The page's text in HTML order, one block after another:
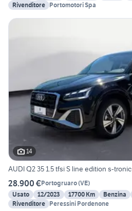
Rivenditore Portomotori Spa
14
AUDI Q2 35 1.5 tfsi S line edition s-tronic
28.900 €Portogruaro(VE)
Usato
12/2023 17700 Km Benzina
Rivenditore Peressini Pordenone